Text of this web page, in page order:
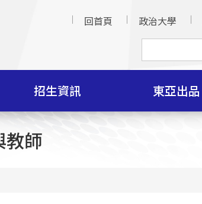
回首頁
政治大學
招生資訊 東亞出品
教師